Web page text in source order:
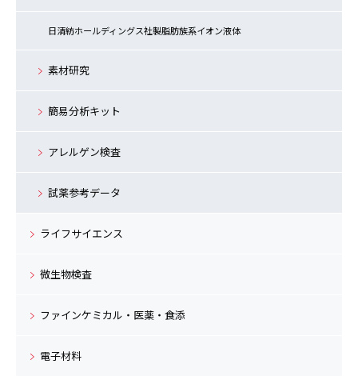
日清紡ホールディングス社製脂肪族系イオン液体
素材研究
簡易分析キット
アレルゲン検査
試薬参考データ
ライフサイエンス
微生物検査
ファインケミカル・医薬・食添
電子材料